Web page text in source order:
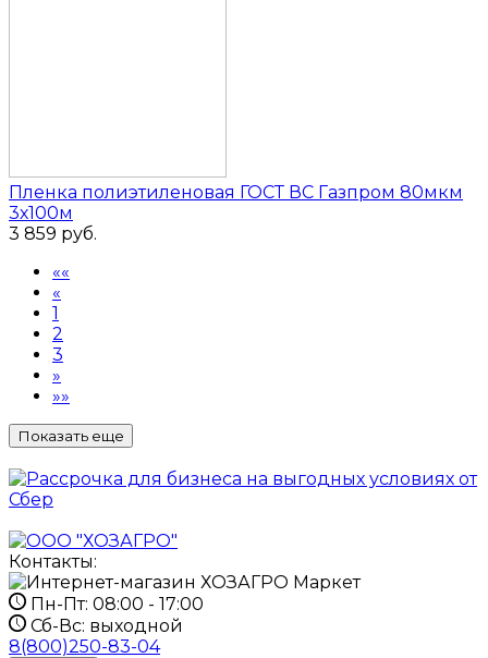
Пленка полиэтиленовая ГОСТ ВС Газпром 80мкм
3х100м
3 859 руб.
««
«
1
2
3
»
»»
Показать еще
Контакты:
Пн-Пт: 08:00 - 17:00
Сб-Вс: выходной
8(800)250-83-04